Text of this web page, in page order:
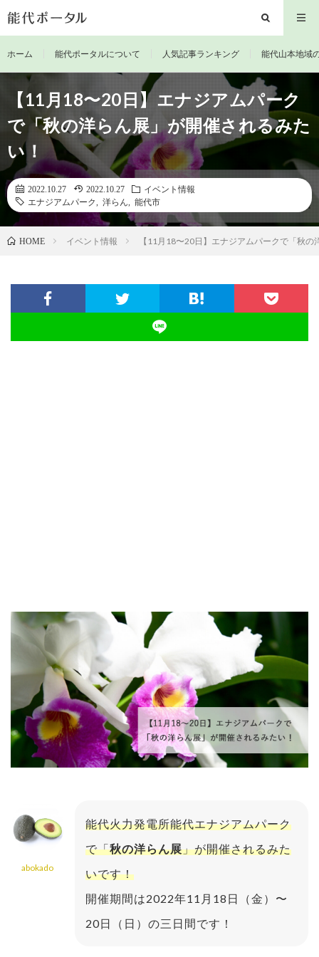
ホーム 能代ポータルについて 人気記事ランキング 能代山本地域
【11月18〜20日】エナジアムパーク
で「秋の洋らん展」が開催されるみた
い！
2022.10.27 2022.10.27
イベント情報
エナジアムパーク
洋らん 能代市
HOME イベント情報 【11月18〜20日】エナジアムパークで「秋
abokado
能代火力発電所能代エナジアムパーク
で「秋の洋らん展」が開催されるみた
いです！
開催期間は2022年11月18日（金）〜
20日（日）の三日間です！